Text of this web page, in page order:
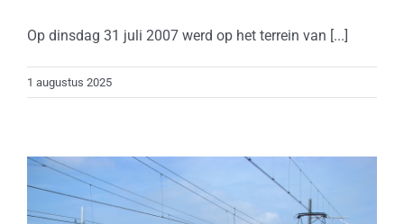
Op dinsdag 31 juli 2007 werd op het terrein van [...]
1 augustus 2025